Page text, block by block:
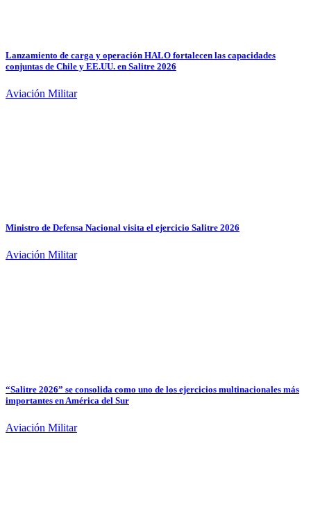
Lanzamiento de carga y operación HALO fortalecen las capacidades
conjuntas de Chile y EE.UU. en Salitre 2026
Aviación Militar
Ministro de Defensa Nacional visita el ejercicio Salitre 2026
Aviación Militar
“Salitre 2026” se consolida como uno de los ejercicios multinacionales más
importantes en América del Sur
Aviación Militar